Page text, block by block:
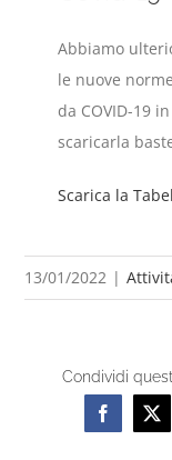
Abbiamo
le nuove
da COVID-19
scaricarla
Scarica la
13/01/2022 |
Condividi
Facebook
X